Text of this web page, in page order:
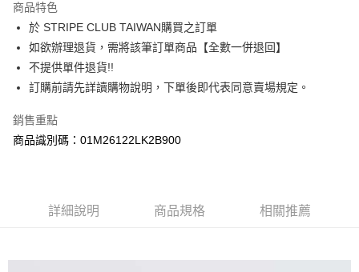
臺灣中小企業銀行
匯豐（台灣）商業銀行
華泰商業銀行
聯邦商業銀行
遠東國際商業銀行
元大商業銀行
玉山商業銀行
星展（台灣）商業銀行
台灣樂天信用卡公司
Apple Pay
街口支付
悠遊付
大哥付你分期
相關說明
流程，驗證手機門號後，選擇欲分期的期數、繳款截止日，確認付款後即完
【關於「AFTEE先享後付」】
１．簡單：不需註冊會員、不需綁卡、不需儲值。
商品特色
於 STRIPE CLUB TAIWAN購買之訂單
如欲辦理退貨，需將該筆訂單商品【全數一併退回】
不提供單件退貨!!
訂購前請先詳讀購物說明，下單後即代表同意賣場規定。
銷售重點
商品識別碼：01M26122LK2B900
詳細說明 商品規格 相關推薦